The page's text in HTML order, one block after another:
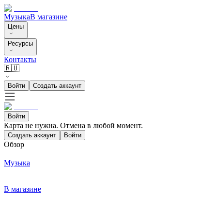
МузыкаВ магазине
Цены
Ресурсы
Контакты
🇷🇺
Войти Создать аккаунт
Войти
Карта не нужна. Отмена в любой момент.
Создать аккаунт Войти
Обзор
Музыка
В магазине